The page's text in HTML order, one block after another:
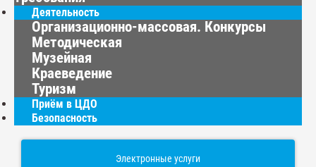
Деятельность
Организационно-массовая. Конкурсы
Методическая
Музейная
Краеведение
Туризм
Приём в ЦДО
Безопасность
Электронные услуги